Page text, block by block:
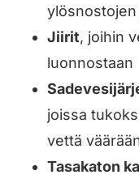
ylösnostojen
Jiirit, joihin
luonnostaan
joissa
vettä
Tasakaton